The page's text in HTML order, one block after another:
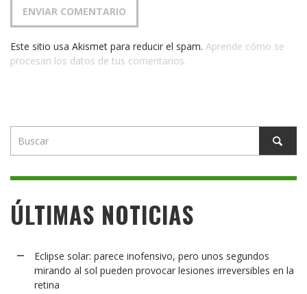
Este sitio usa Akismet para reducir el spam. Aprende cómo se
procesan los datos de tus comentarios.
ÚLTIMAS NOTICIAS
Eclipse solar: parece inofensivo, pero unos segundos
mirando al sol pueden provocar lesiones irreversibles en la
retina